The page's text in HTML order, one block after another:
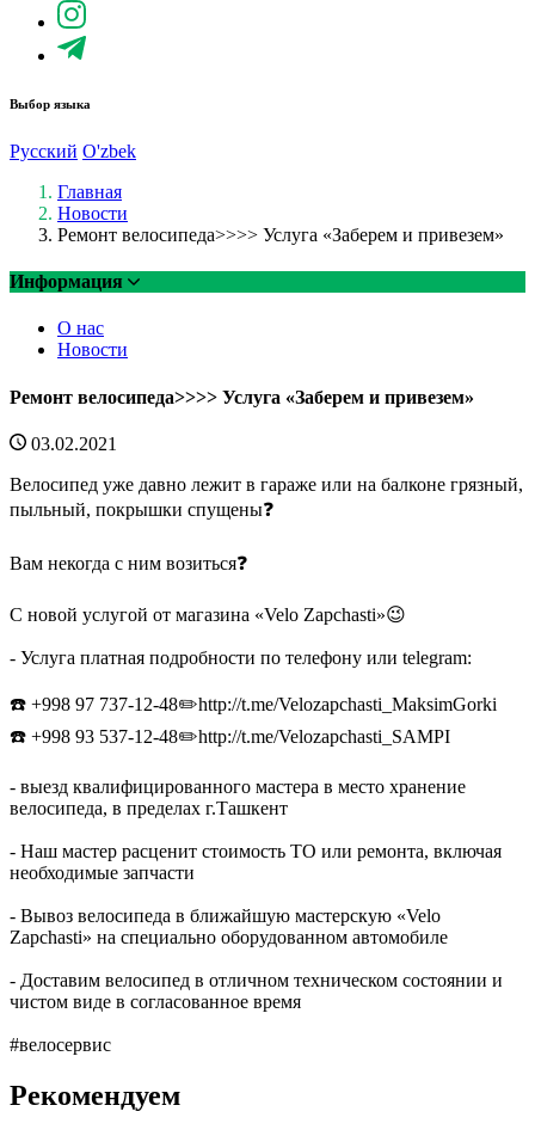
Выбор языка
Русский O'zbek
Главная
Новости
Ремонт велосипеда>>>> Услуга «Заберем и привезем»
Информация
О нас
Новости
Ремонт велосипеда>>>> Услуга «Заберем и привезем»
03.02.2021
Велосипед уже давно лежит в гараже или на балконе грязный,
пыльный, покрышки спущены❓
Вам некогда с ним возиться❓
С новой услугой от магазина «Velo Zapchasti»😉
- Услуга платная подробности по телефону или telegram:
☎️ +998 97 737-12-48✏️http://t.me/Velozapchasti_MaksimGorki
☎️ +998 93 537-12-48✏️http://t.me/Velozapchasti_SAMPI
- выезд квалифицированного мастера в место хранение
велосипеда, в пределах г.Ташкент
- Наш мастер расценит стоимость ТО или ремонта, включая
необходимые запчасти
- Вывоз велосипеда в ближайшую мастерскую «Velo
Zapchasti» на специально оборудованном автомобиле
- Доставим велосипед в отличном техническом состоянии и
чистом виде в согласованное время
#велосервис
Рекомендуем